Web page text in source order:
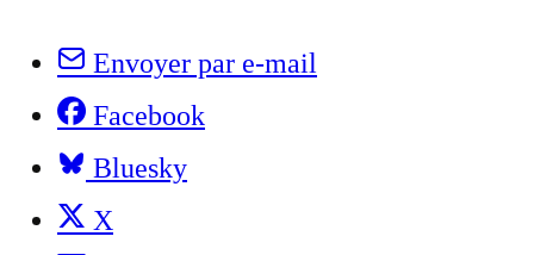
Envoyer par e-mail
Facebook
Bluesky
X